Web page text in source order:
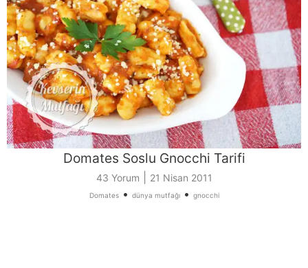
Domates Soslu Gnocchi Tarifi
43 Yorum 21 Nisan 2011
Domates• dünya mutfağı• gnocchi